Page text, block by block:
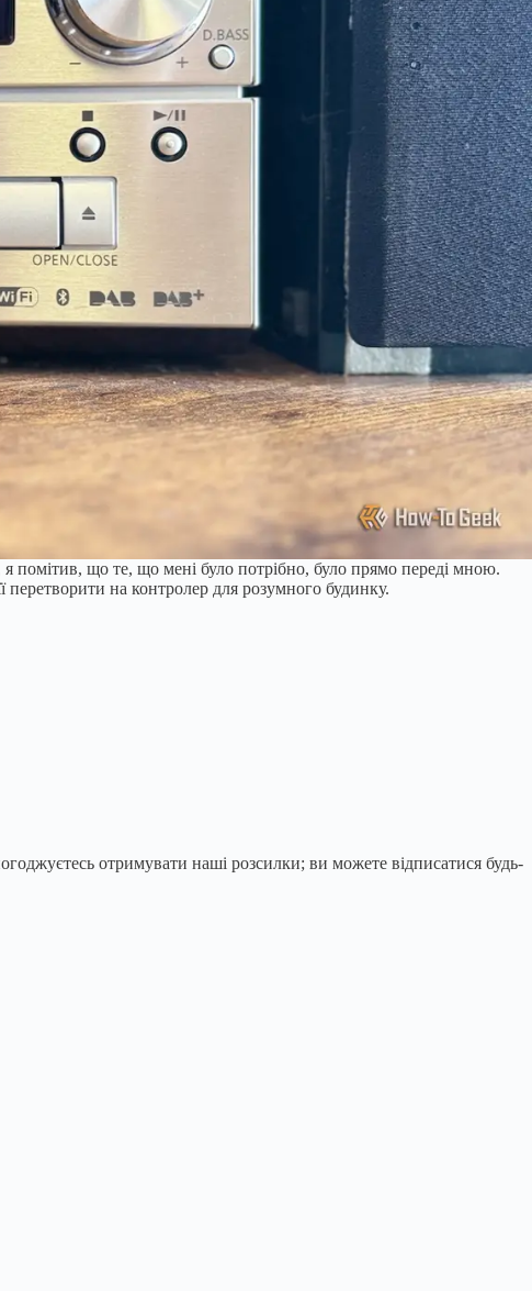
помітив, що те, що мені було потрібно, було прямо переді мною.
на контролер для розумного будинку.
отримувати наші розсилки; ви можете відписатися будь-